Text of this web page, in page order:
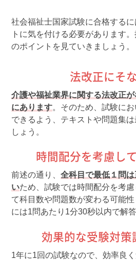
社会福祉士国家試験に合格する
トに気を付ける必要があります
のポイントを見ていきましょう。
法改正にそ
介護や福祉業界に関する法改正
にあります。そのため、試験に
できるよう、テキストや問題集
しょう。
時間配分を考慮し
前述の通り、 全科目で最低１問
いため、試験では時間配分を考
て科目数や問題数が変わる可能
には1問あたり1分30秒以内で解
効果的な受験対策
1年に1回の試験なので、効率良